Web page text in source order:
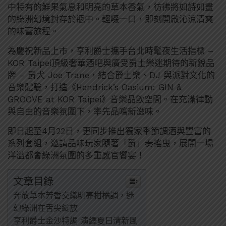
中特有的鮮果氣息和明亮的草本香氣，彷彿將如詩如畫
的綠洲幻境封存於瓶中。輕啜一口，即刻開啟沁涼清爽
的味蕾旅程。
為慶祝新品上市，亨利爵士攜手台北時髦夜生活指標 –
KOR Taipei頂級奢華酒吧與廣受爵士樂迷期待的新銳品
牌 – 爵犬 Joe Trane，結合爵士樂、DJ 與派對文化的
音樂體驗，打造《Hendrick’s Oasium: GIN &
GROOVE at KOR Taipei》音樂品飲空間。在充滿律動
與自由的音樂氛圍下，率先品嚐新滋味。
即日起至4月22日，更同步推出獨家季節調酒與豐富的
系列套組，邀請品味玩家隨著「爵」奏搖曳，展開一場
洋溢都會綠洲氛圍的多重感官饗宴！
文章目錄
奔放草本芳香交織明亮柑橘調，迷
幻綠洲在舌尖綻放
亨利爵士金沙特調 演繹夏日清新風